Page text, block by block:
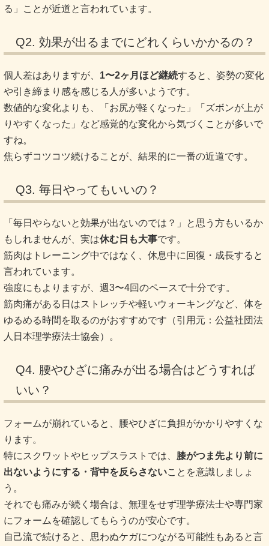
る」ことが近道と言われています。
Q2. 効果が出るまでにどれくらいかかるの？
個人差はありますが、 1〜2ヶ月ほど継続すると、姿勢の変化
や引き締まり感を感じる人が多いようです。
数値的な変化よりも、「お尻が軽くなった」「ズボンが上が
りやすくなった」など感覚的な変化から気づくことが多いで
すね。
焦らずコツコツ続けることが、結果的に一番の近道です。
Q3. 毎日やってもいいの？
「毎日やらないと効果が出ないのでは？」と思う方もいるか
もしれませんが、実は休む日も大事です。
筋肉はトレーニング中ではなく、休息中に回復・成長すると
言われています。
強度にもよりますが、週3〜4回のペースで十分です。
筋肉痛がある日はストレッチや軽いウォーキングなど、体を
ゆるめる時間を取るのがおすすめです（引用元：公益社団法
人日本理学療法士協会）。
Q4. 腰やひざに痛みが出る場合はどうすれば
いい？
フォームが崩れていると、腰やひざに負担がかかりやすくな
ります。
特にスクワットやヒップスラストでは、 膝がつま先より前に
出ないようにする・背中を反らさないことを意識しましょ
う。
それでも痛みが続く場合は、無理をせず理学療法士や専門家
にフォームを確認してもらうのが安心です。
自己流で続けると、思わぬケガにつながる可能性もあると言